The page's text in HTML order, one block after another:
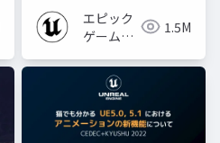
エピック
ゲームズ
1.5M